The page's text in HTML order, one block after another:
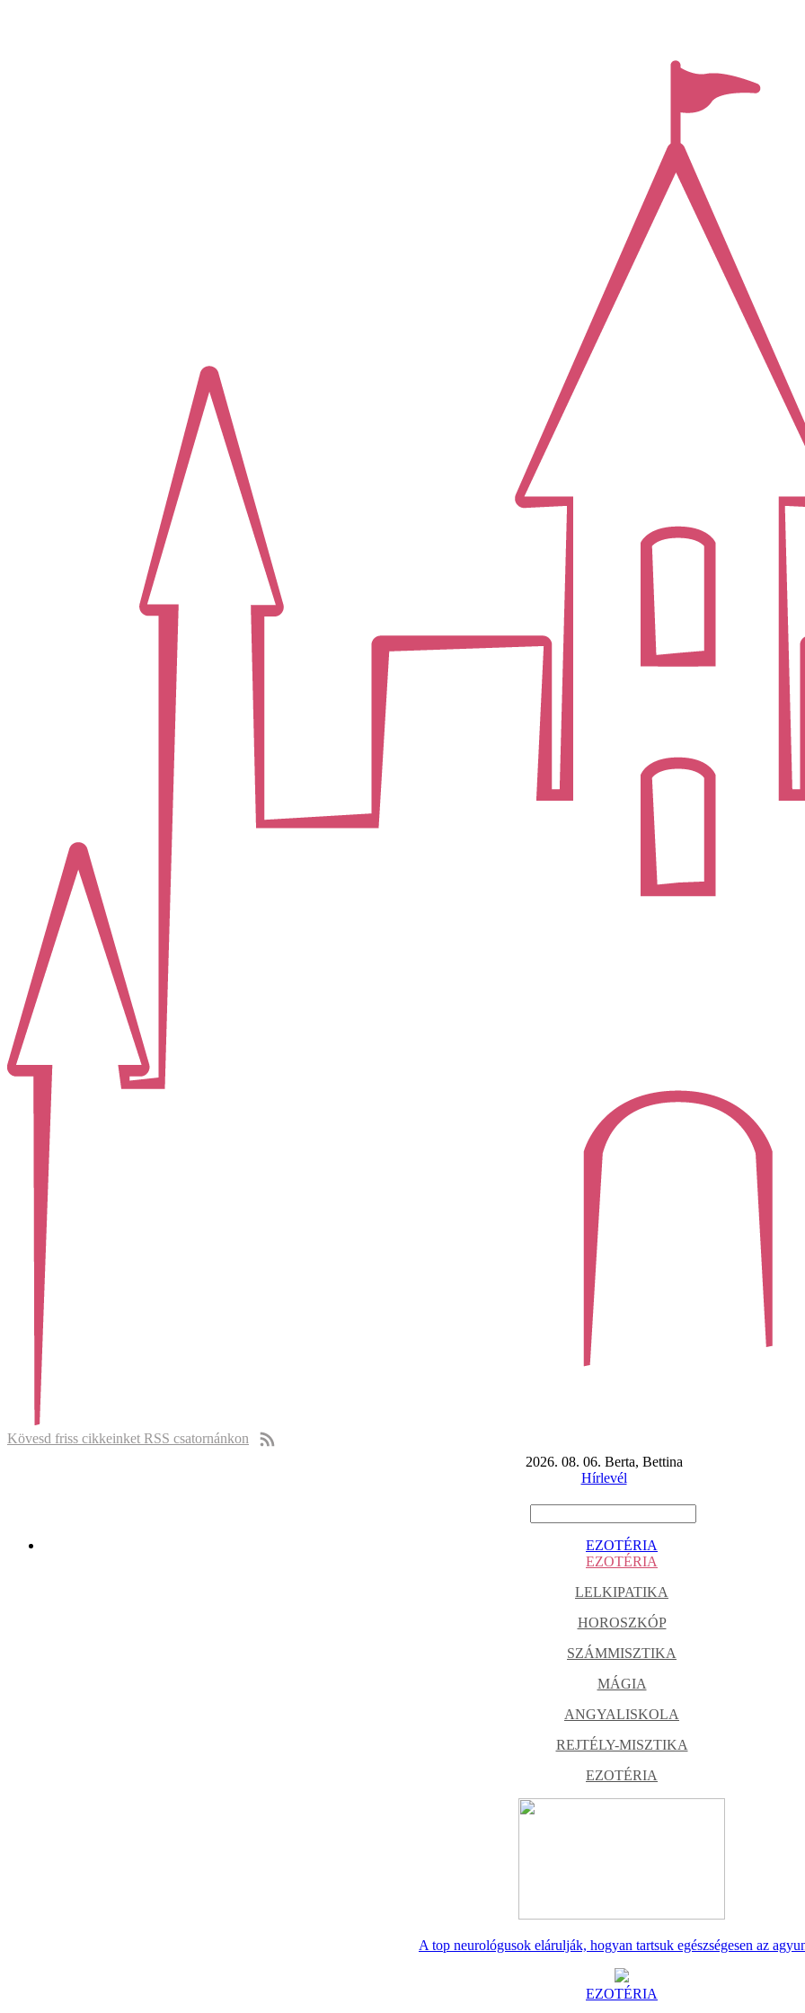
Kövesd friss cikkeinket RSS csatornánkon
2026. 08. 06. Berta, Bettina
Hírlevél
EZOTÉRIA
EZOTÉRIA
LELKIPATIKA
HOROSZKÓP
SZÁMMISZTIKA
MÁGIA
ANGYALISKOLA
REJTÉLY-MISZTIKA
EZOTÉRIA
A top neurológusok elárulják, hogyan tartsuk egészségesen az
EZOTÉRIA